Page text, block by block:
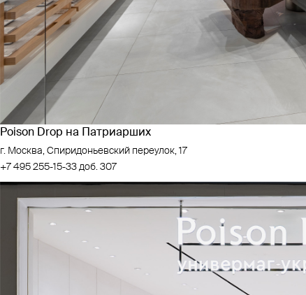
Poison Drop на Патриарших
г. Москва, Спиридоньевский переулок, 17
+7 495 255-15-33 доб. 307